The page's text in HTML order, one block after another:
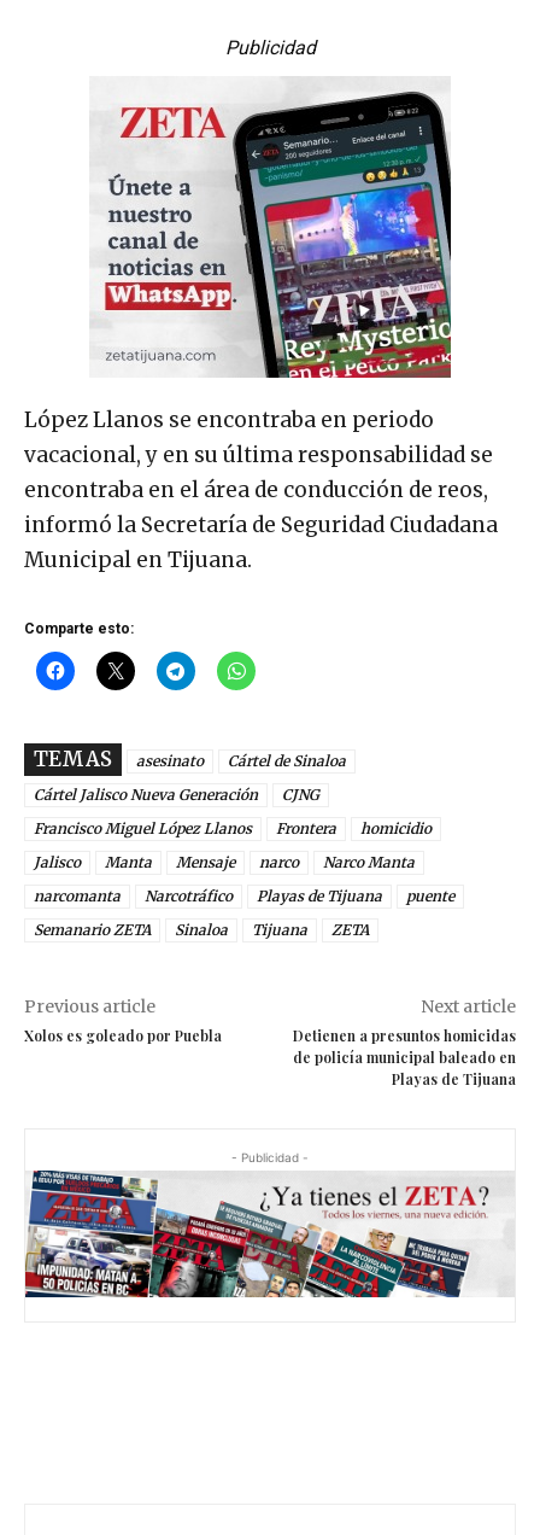
Publicidad
López Llanos se encontraba en periodo
vacacional, y en su última responsabilidad se
encontraba en el área de conducción de reos,
informó la Secretaría de Seguridad Ciudadana
Municipal en Tijuana.
Comparte esto:
TEMAS asesinato
Cártel de Sinaloa
Cártel Jalisco Nueva Generación
CJNG
Francisco Miguel López Llanos
Frontera
homicidio
Jalisco
Manta Mensaje narco
Narco Manta
narcomanta
Narcotráfico Playas de Tijuana
puente
Semanario ZETA
Sinaloa Tijuana ZETA
Previous article
Xolos es goleado por Puebla
Next article
Detienen a presuntos homicidas
de policía municipal baleado en
Playas de Tijuana
- Publicidad -